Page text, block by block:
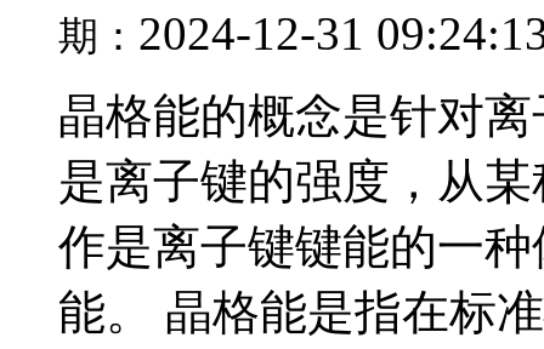
期： 2024-12-31
晶格能的概念是针对
是离子键的强度，从
作是离子键键能的一
能。 晶格能是指在标